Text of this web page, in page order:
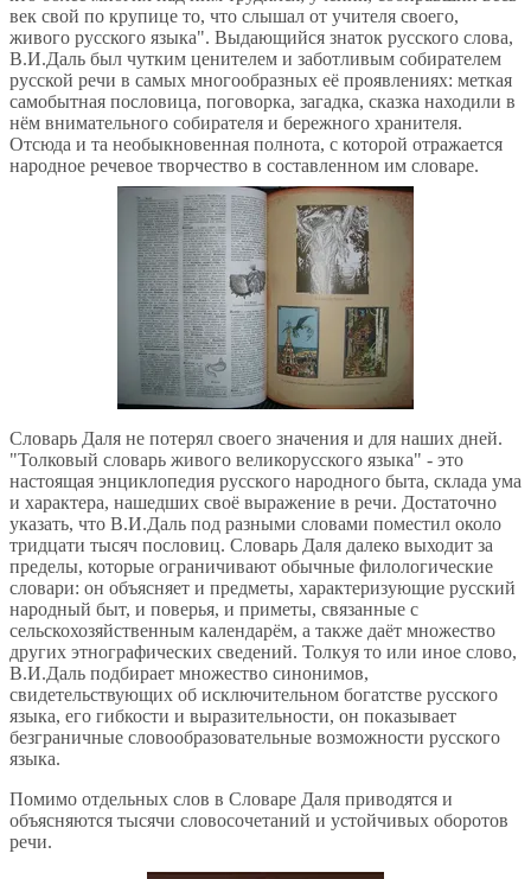
век свой по крупице то, что слышал от учителя своего,
живого русского языка". Выдающийся знаток русского слова,
В.И.Даль был чутким ценителем и заботливым собирателем
русской речи в самых многообразных её проявлениях: меткая
самобытная пословица, поговорка, загадка, сказка находили в
нём внимательного собирателя и бережного хранителя.
Отсюда и та необыкновенная полнота, с которой отражается
народное речевое творчество в составленном им словаре.
Словарь Даля не потерял своего значения и для наших дней.
"Толковый словарь живого великорусского языка" - это
настоящая энциклопедия русского народного быта, склада ума
и характера, нашедших своё выражение в речи. Достаточно
указать, что В.И.Даль под разными словами поместил около
тридцати тысяч пословиц. Словарь Даля далеко выходит за
пределы, которые ограничивают обычные филологические
словари: он объясняет и предметы, характеризующие русский
народный быт, и поверья, и приметы, связанные с
сельскохозяйственным календарём, а также даёт множество
других этнографических сведений. Толкуя то или иное слово,
В.И.Даль подбирает множество синонимов,
свидетельствующих об исключительном богатстве русского
языка, его гибкости и выразительности, он показывает
безграничные словообразовательные возможности русского
языка.
Помимо отдельных слов в Словаре Даля приводятся и
объясняются тысячи словосочетаний и устойчивых оборотов
речи.